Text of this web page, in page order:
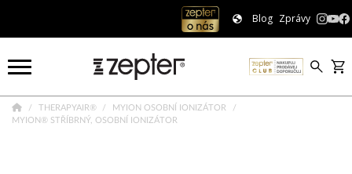
Blog Zprávy
THERAPYAIR®
MYION OSOBNÍ IONIZÁTOR
MYION® STŘÍBRNÝ, OSOBNÍ IONIZÁTOR